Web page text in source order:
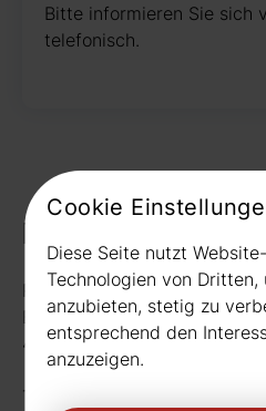
Bitte informieren Sie sich
telefonisch.
Kontakt
Rudat GmbH
Borussiastr. 26
44149 Dortmund
Telefon:
Cookie
Diese Seite nutzt
Technologien von Dritten,
anzubieten, stetig zu
entsprechend den
anzuzeigen.